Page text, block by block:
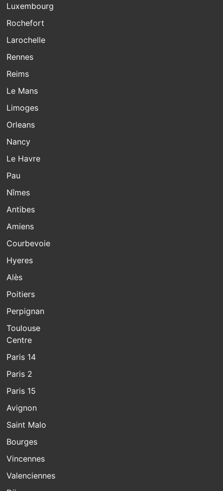
Luxembourg
Rochefort
Larochelle
Rennes
Reims
Le Mans
Limoges
Orleans
Nancy
Le Havre
Pau
Nîmes
Antibes
Amiens
Courbevoie
Hyeres
Alès
Poitiers
Perpignan
Toulouse
Centre
Paris 14
Paris 2
Paris 15
Avignon
Saint Malo
Bourges
Vincennes
Valenciennes